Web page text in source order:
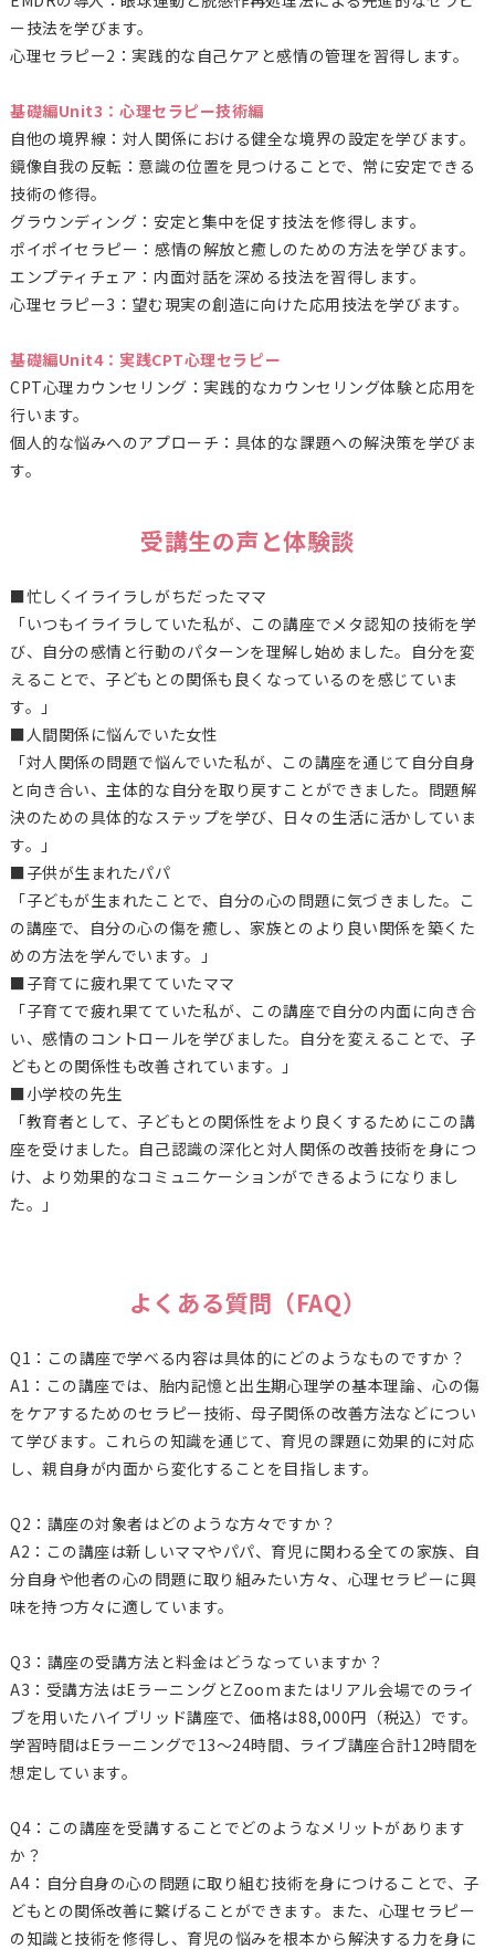
ー技法を学びます。
心理セラピー2：実践的な自己ケアと感情の管理を習得します。
基礎編Unit3：心理セラピー技術編
自他の境界線：対人関係における健全な境界の設定を学びます。
鏡像自我の反転：意識の位置を見つけることで、常に安定できる
技術の修得。
グラウンディング：安定と集中を促す技法を修得します。
ポイポイセラピー：感情の解放と癒しのための方法を学びます。
エンプティチェア：内面対話を深める技法を習得します。
心理セラピー3：望む現実の創造に向けた応用技法を学びます。
基礎編Unit4：実践CPT心理セラピー
CPT心理カウンセリング：実践的なカウンセリング体験と応用を
行います。
個人的な悩みへのアプローチ：具体的な課題への解決策を学びま
す。
受講生の声と体験談
■忙しくイライラしがちだったママ
「いつもイライラしていた私が、この講座でメタ認知の技術を学
び、自分の感情と行動のパターンを理解し始めました。自分を変
えることで、子どもとの関係も良くなっているのを感じていま
す。」
■人間関係に悩んでいた女性
「対人関係の問題で悩んでいた私が、この講座を通じて自分自身
と向き合い、主体的な自分を取り戻すことができました。問題解
決のための具体的なステップを学び、日々の生活に活かしていま
す。」
■子供が生まれたパパ
「子どもが生まれたことで、自分の心の問題に気づきました。こ
の講座で、自分の心の傷を癒し、家族とのより良い関係を築くた
めの方法を学んでいます。」
■子育てに疲れ果てていたママ
「子育てで疲れ果てていた私が、この講座で自分の内面に向き合
い、感情のコントロールを学びました。自分を変えることで、子
どもとの関係性も改善されています。」
■小学校の先生
「教育者として、子どもとの関係性をより良くするためにこの講
座を受けました。自己認識の深化と対人関係の改善技術を身につ
け、より効果的なコミュニケーションができるようになりまし
た。」
よくある質問（FAQ）
Q1：この講座で学べる内容は具体的にどのようなものですか？
A1：この講座では、胎内記憶と出生期心理学の基本理論、心の傷
をケアするためのセラピー技術、母子関係の改善方法などについ
て学びます。これらの知識を通じて、育児の課題に効果的に対応
し、親自身が内面から変化することを目指します。
Q2：講座の対象者はどのような方々ですか？
A2：この講座は新しいママやパパ、育児に関わる全ての家族、自
分自身や他者の心の問題に取り組みたい方々、心理セラピーに興
味を持つ方々に適しています。
Q3：講座の受講方法と料金はどうなっていますか？
A3：受講方法はEラーニングとZoomまたはリアル会場でのライ
ブを用いたハイブリッド講座で、価格は88,000円（税込）です。
学習時間はEラーニングで13～24時間、ライブ講座合計12時間を
想定しています。
Q4：この講座を受講することでどのようなメリットがあります
か？
A4：自分自身の心の問題に取り組む技術を身につけることで、子
どもとの関係改善に繋げることができます。また、心理セラピー
の知識と技術を修得し、育児の悩みを根本から解決する力を身に